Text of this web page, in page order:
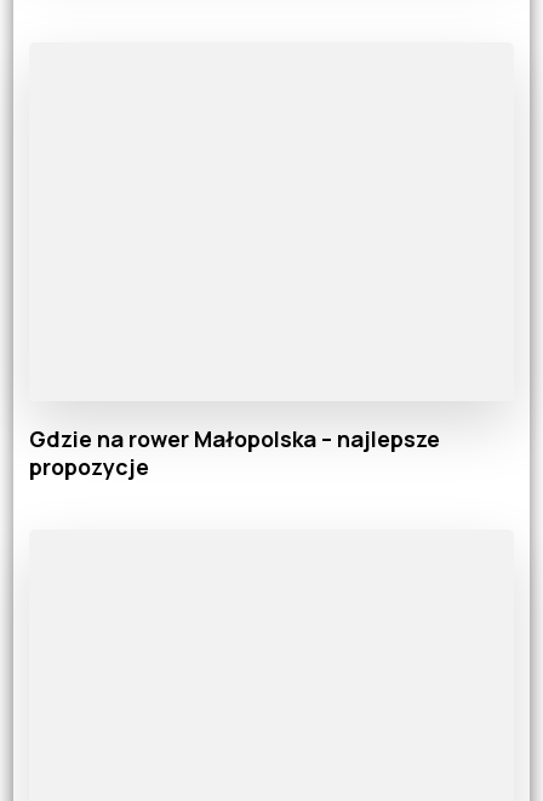
Gdzie na rower Małopolska – najlepsze
propozycje